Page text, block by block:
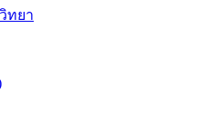
ทยา